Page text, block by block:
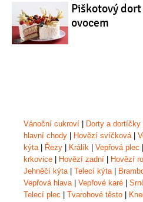
Piškotový
ovocem
Vánoční cukroví Dorty a dortíčky
hlavní chody
Hovězí svíčková|
kýta| Řezy Králík Vepřová plec
krkovice
Hovězí zadní Hovězí
Jehněčí kýta| Telecí kýta|
Vepřová hlava| Vepřové karé
Telecí plec
Tvarohové těsto